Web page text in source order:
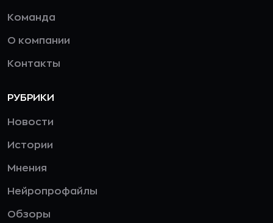
Команда
О компании
Контакты
РУБРИКИ
Новости
Истории
Мнения
Нейропрофайлы
Обзоры